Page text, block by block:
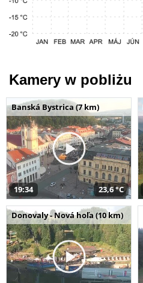
Kamery w pobliżu
Banská Bystrica (7 km)
19:34 23,6 °C
Donovaly - Nová hoľa (10 km)